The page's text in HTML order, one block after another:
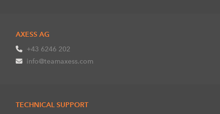
AXESS AG
+43 6246 202
info@teamaxess.com
TECHNICAL SUPPORT